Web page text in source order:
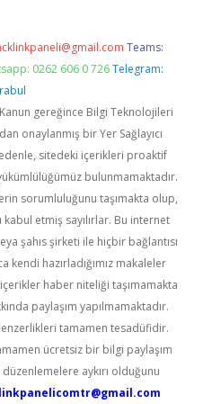
Teams:
0262 606 0 726 Telegram:
Kanun gereğince Bilgi Teknolojileri
onaylanmış bir Yer Sağlayıcı
sitedeki içerikleri proaktif
bulunmamaktadır.
sorumluluğunu taşımakta olup,
etmiş sayılırlar. Bu internet
şahıs şirketi ile hiçbir bağlantısı
kendi hazırladığımız makaleler
haber niteliği taşımamakta
paylaşım yapılmamaktadır.
tamamen tesadüfidir.
ücretsiz bir bilgi paylaşım
aykırı olduğunu